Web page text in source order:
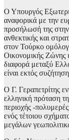
Ο Υπουργός
αναφορικά με την
προσήλωσή της στην
ανθεκτικής και
στον Τούρκο
Οικονομικής Ζώνης
διαφορά μεταξύ
είναι εκτός
Ο Γ. Γεραπετρίτης
ελληνική πρόταση
περιοχής -
ενός τέτοιου
μεγάλων